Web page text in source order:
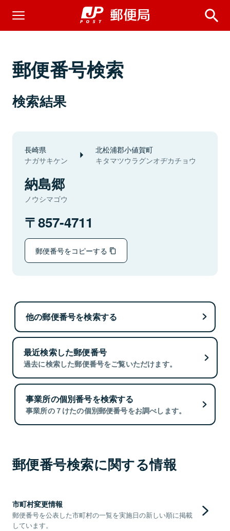
郵便番号検索
検索結果
長崎県
ナガサキケン
北松浦郡小値賀町
キタマツウラグンオヂカチョウ
納島郷
ノウシマゴウ
857-4711
郵便番号をコピーする
他の郵便番号を検索する
最近検索した郵便番号
過去に検索した郵便番号をご覧いただけます。
事業所の個別番号を検索する
事業所の７けたの個別郵便番号をお調べします。
郵便番号検索に関する情報
市町村変更情報
郵便番号を公表した市町村の一覧を実施日の新しい順に掲載
しています。